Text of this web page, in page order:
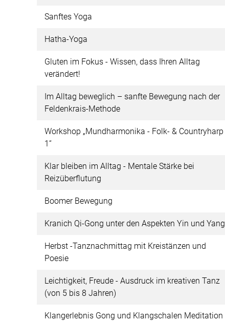
Sanftes Yoga
Hatha-Yoga
Gluten im Fokus - Wissen, dass Ihren Alltag
verändert!
Im Alltag beweglich – sanfte Bewegung nach der
Feldenkrais-Methode
Workshop „Mundharmonika - Folk- & Countryharp
1“
Klar bleiben im Alltag - Mentale Stärke bei
Reizüberflutung
Boomer Bewegung
Kranich Qi-Gong unter den Aspekten Yin und Yang
Herbst -Tanznachmittag mit Kreistänzen und
Poesie
Leichtigkeit, Freude - Ausdruck im kreativen Tanz
(von 5 bis 8 Jahren)
Klangerlebnis Gong und Klangschalen Meditation